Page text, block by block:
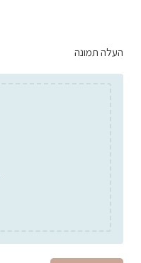
העלה תמונה